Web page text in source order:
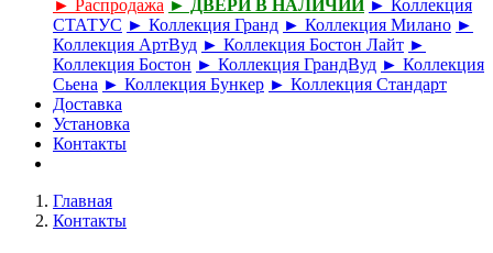
► Распродажа ► ДВЕРИ В НАЛИЧИИ ► Коллекция
СТАТУС ► Коллекция Гранд ► Коллекция Милано ►
Коллекция АртВуд ► Коллекция Бостон Лайт ►
Коллекция Бостон ► Коллекция ГрандВуд ► Коллекция
Сьена ► Коллекция Бункер ► Коллекция Стандарт
Доставка
Установка
Контакты
Главная
Контакты